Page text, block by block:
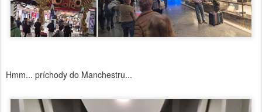
Hmm... príchody do Manchestru...